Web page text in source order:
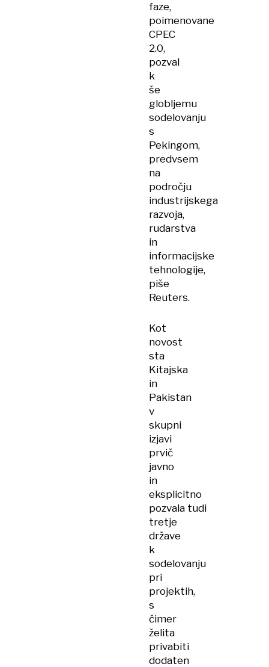
faze,
poimenovane
CPEC
2.0,
pozval
k
še
globljemu
sodelovanju
s
Pekingom,
predvsem
na
področju
industrijskega
razvoja,
rudarstva
in
informacijske
tehnologije,
piše
Reuters.
Kot
novost
sta
Kitajska
in
Pakistan
v
skupni
izjavi
prvič
javno
in
eksplicitno
pozvala tudi
tretje
države
k
sodelovanju
pri
projektih,
s
čimer
želita
privabiti
dodaten